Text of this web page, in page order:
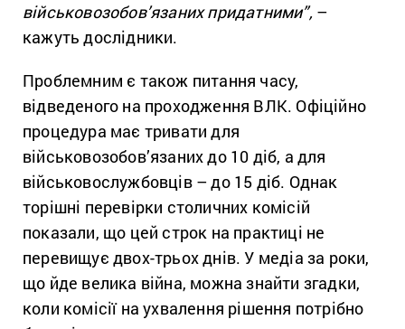
військовозобов’язаних придатними”,–
кажуть дослідники.
Проблемним є також питання часу,
відведеного на проходження ВЛК. Офіційно
процедура має тривати для
військовозобов’язаних до 10 діб, а для
військовослужбовців – до 15 діб. Однак
торішні перевірки столичних комісій
показали, що цей строк на практиці не
перевищує двох-трьох днів. У медіа за роки,
що йде велика війна, можна знайти згадки,
коли комісії на ухвалення рішення потрібно